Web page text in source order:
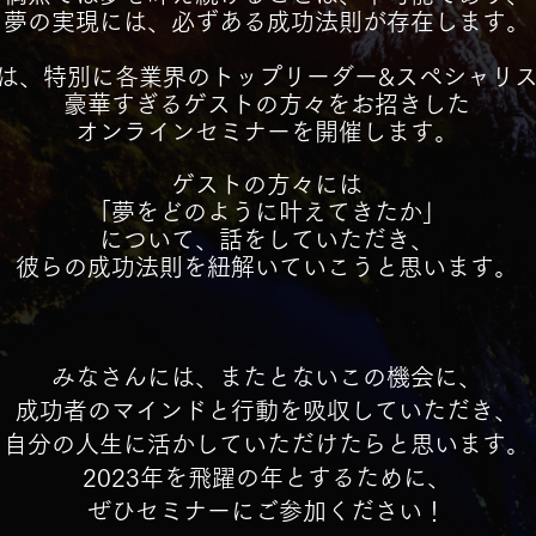
夢の実現には、必ずある成功法則が存在します。
、特別に各業界のトップリーダー&スペシャリ
豪華すぎるゲストの方々をお招きした
オンラインセミナーを開催します。
ゲストの方々には
「夢をどのように 叶えてきたか」
について、話をしていただき、
彼らの成功法則を紐解いていこうと思います。
みなさんには、またとないこの機会に、
成功者のマインドと行動を吸収していただき、
自分の人生に活かしていただけたらと思います。
​2023年を飛躍の年とするために、
​ぜひセミナーにご参加ください！